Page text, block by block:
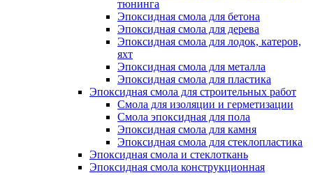
тюнинга
Эпоксидная смола для бетона
Эпоксидная смола для дерева
Эпоксидная смола для лодок, катеров,
яхт
Эпоксидная смола для металла
Эпоксидная смола для пластика
Эпоксидная смола для строительных работ
Смола для изоляции и герметизации
Смола эпоксидная для пола
Эпоксидная смола для камня
Эпоксидная смола для стеклопластика
Эпоксидная смола и стеклоткань
Эпоксидная смола конструкционная